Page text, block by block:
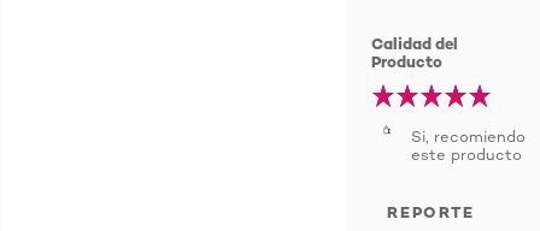
Calidad del
Producto
Si, recomiendo
este producto
REPORTE